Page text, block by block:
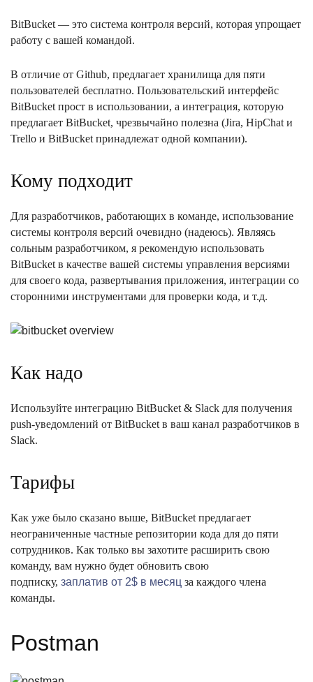
BitBucket — это система контроля версий, которая упрощает
работу с вашей командой.
В отличие от Github, предлагает хранилища для пяти
пользователей бесплатно. Пользовательский интерфейс
BitBucket прост в использовании, а интеграция, которую
предлагает BitBucket, чрезвычайно полезна (Jira, HipChat и
Trello и BitBucket принадлежат одной компании).
Кому подходит
Для разработчиков, работающих в команде, использование
системы контроля версий очевидно (надеюсь). Являясь
сольным разработчиком, я рекомендую использовать
BitBucket в качестве вашей системы управления версиями
для своего кода, развертывания приложения, интеграции со
сторонними инструментами для проверки кода, и т.д.
Как надо
Используйте интеграцию BitBucket & Slack для получения
push-уведомлений от BitBucket в ваш канал разработчиков в
Slack.
Тарифы
Как уже было сказано выше, BitBucket предлагает
неограниченные частные репозитории кода для до пяти
сотрудников. Как только вы захотите расширить свою
команду, вам нужно будет обновить свою
подписку, заплатив от 2$ в месяц за каждого члена
команды.
Postman